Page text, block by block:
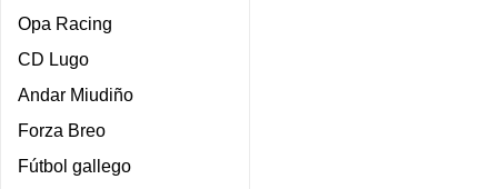
Opa Racing
CD Lugo
Andar Miudiño
Forza Breo
Fútbol gallego